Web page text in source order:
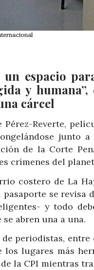
espacio
y
cárcel
Reverte,
junto
de la Corte
crímenes del
costero de La
se revisa
y todo
abren una a una.
periodistas, entre
lugares más
la CPI mientras